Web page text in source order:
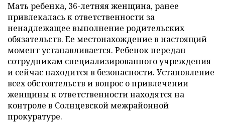
Мать ребенка, 36-летняя женщина, ранее
привлекалась к ответственности за
ненадлежащее выполнение родительских
обязательств. Ее местонахождение в настоящий
момент устанавливается. Ребенок передан
сотрудникам специализированного учреждения
и сейчас находится в безопасности. Установление
всех обстоятельств и вопрос о привлечении
женщины к ответственности находятся на
контроле в Солнцевской межрайонной
прокуратуре.